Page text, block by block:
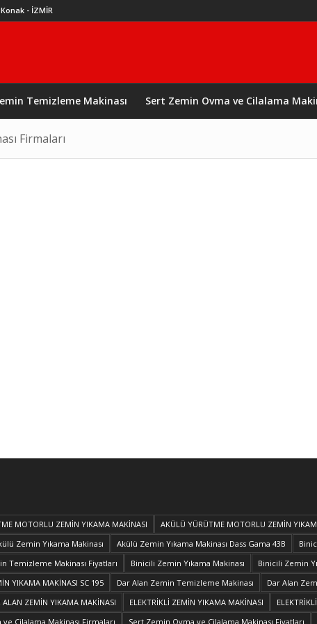
- İZMİR
Temizleme Makinası Sert Zemin Ovma ve Cilalama
Firmaları
MOTORLU ZEMİN YIKAMA MAKİNASI AKÜLÜ YÜRÜTME MOTORLU ZEMİN
Zemin Yıkama Makinası Akülü Zemin Yıkama Makinası Dass Gama 43B
Temizleme Makinası Fiyatları Binicili Zemin Yıkama Makinası
Binicili Zemin
YIKAMA MAKİNASI SC 195 Dar Alan Zemin Temizleme Makinası Dar Alan
ALAN ZEMİN YIKAMA MAKİNASI ELEKTRİKLİ ZEMİN YIKAMA MAKİNASI
Cilalama Makinası Firmaları Sert Zemin Ovma ve Cilalama Makinası Fiyatları